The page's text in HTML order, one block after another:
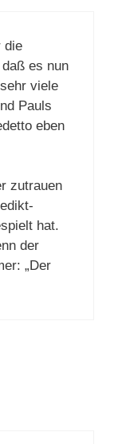
die
es nun
viele
Pauls
eben
zutrauen
hat.
der
„Der